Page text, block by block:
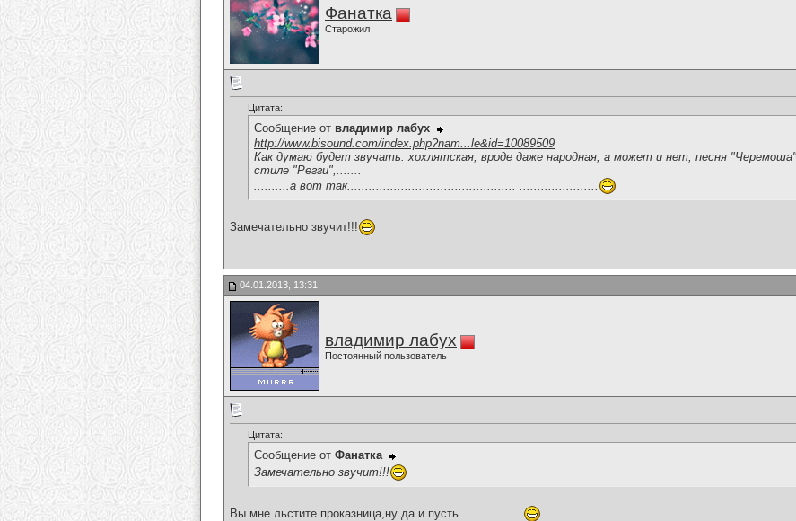
Фанатка
Старожил
Цитата:
Сообщение от владимир лабух
http://www.bisound.com/index.php?nam...le&id=10089509
Как думаю будет звучать. хохлятская, вроде даже народная, а может и нет, песня
стиле "Регги",.......
..........а вот так............................................... ......................
Замечательно звучит!!!
04.01.2013, 13:31
владимир лабух
Постоянный пользователь
Цитата:
Сообщение от Фанатка
Замечательно звучит!!!
Вы мне льстите проказница,ну да и пусть..................